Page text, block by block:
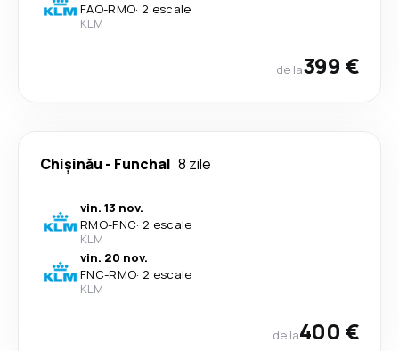
FAO-RMO· 2 escale
KLM
de la399 €
Chișinău - Funchal 8 zile
vin. 13 nov.
RMO-FNC· 2 escale
KLM
vin. 20 nov.
FNC-RMO· 2 escale
KLM
de la400 €